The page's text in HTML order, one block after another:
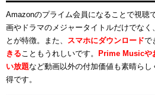
Amazonのプライム会員になることで視聴
画やドラマのメジャータイトルだけでなく、
とが特徴。また、
スマホにダウンロードで
きる こともうれしいです。 Prime Musicや
い放題など動画以外の付加価値も素晴ら
得です。